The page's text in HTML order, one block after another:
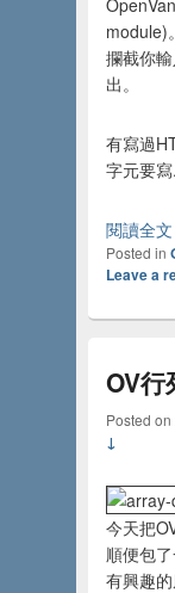
module)
攔截你
出。
有寫過
字元要
閱讀全文
Posted in
Leave a
OV行
Posted on
↓
今天把
順便包
有興趣的